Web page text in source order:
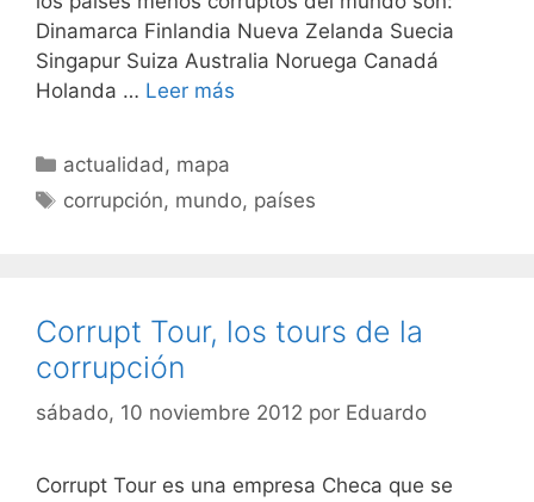
Dinamarca Finlandia Nueva Zelanda Suecia
Singapur Suiza Australia Noruega Canadá
Holanda … Leer más
Categorías
actualidad , mapa
Etiquetas
corrupción, mundo, países
Corrupt Tour, los tours de la
corrupción
sábado, 10 noviembre 2012 por Eduardo
Corrupt Tour es una empresa Checa que se